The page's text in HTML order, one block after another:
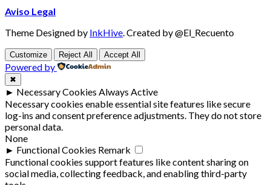
Aviso Legal
Theme Designed by InkHive.Created by @El_Recuento
Customize Reject All Accept All
Powered by
✖
► Necessary Cookies Always Active
Necessary cookies enable essential site features like secure
log-ins and consent preference adjustments. They do not store
personal data.
None
► Functional Cookies Remark
Functional cookies support features like content sharing on
social media, collecting feedback, and enabling third-party